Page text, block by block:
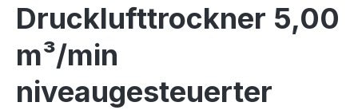
Drucklufttrockner 5,00
m³/min
niveaugesteuerter